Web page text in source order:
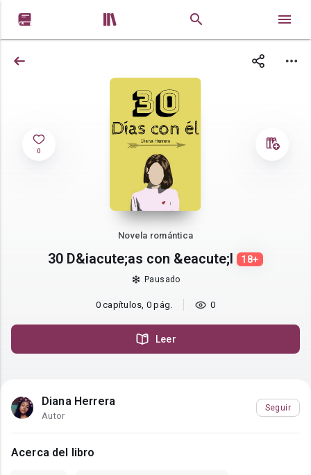
 
0
Novela romántica
30 D&iacute;as con &eacute;l 18+
Pausado
0 capítulos, 0 pág. 0
Leer
Diana Herrera
Autor
Seguir
Acerca del libro